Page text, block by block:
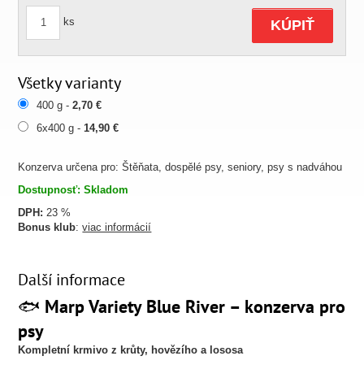
Konzerva určena pro: Štěňata, dospělé psy, seniory, psy s nadváhou
Dostupnosť: Skladom
DPH: 23 %
Bonus klub:viac informácií
ks KÚPIŤ
Všetky varianty
400 g -2,70 €
6x400 g -14,90 €
Další informace
🐟 Marp Variety Blue River – konzerva pro
psy
Kompletní krmivo z krůty, hovězího a lososa